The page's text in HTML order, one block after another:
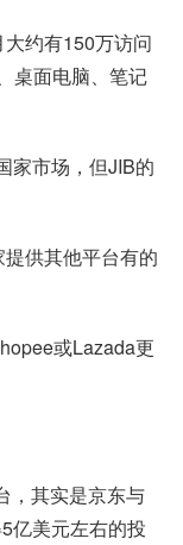
约有150万访问
桌面电脑、笔记
家市场，但JIB的
供其他平台有的
或Lazada更
，其实是京东与
亿美元左右的投